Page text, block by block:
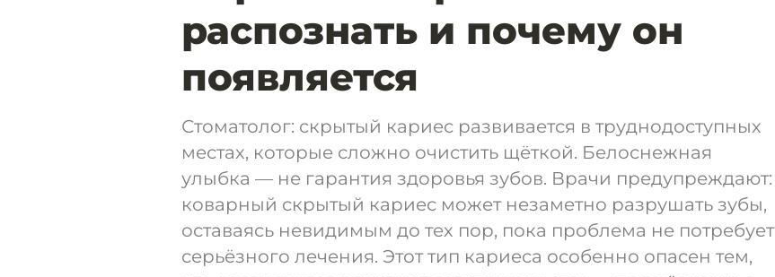
распознать и почему он
появляется
Стоматолог: скрытый кариес развивается в труднодоступных
местах, которые сложно очистить щёткой. Белоснежная
улыбка — не гарантия здоровья зубов. Врачи предупреждают:
коварный скрытый кариес может незаметно разрушать зубы,
оставаясь невидимым до тех пор, пока проблема не потребует
серьёзного лечения. Этот тип кариеса особенно опасен тем,